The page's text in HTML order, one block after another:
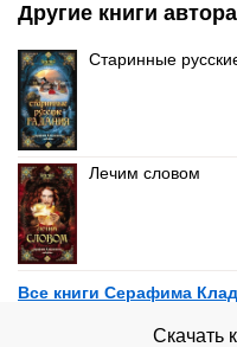
Другие книги
Старинные
Лечим словом
Все книги Серафима
Скачать